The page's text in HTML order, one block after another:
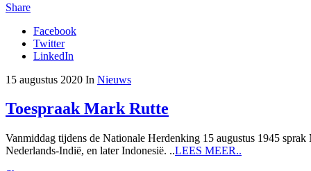
Share
Facebook
Twitter
LinkedIn
15 augustus 2020 In Nieuws
Toespraak Mark Rutte
Vanmiddag tijdens de Nationale Herdenking 15 augustus 1945
Nederlands-Indië, en later Indonesië. ..LEES MEER..